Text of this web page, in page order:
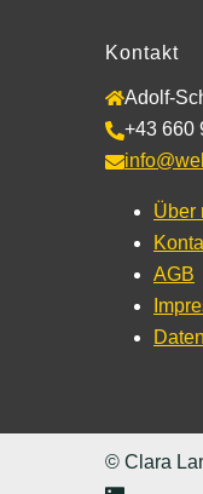
Kontakt
Adolf-
+43 660
Über
AGB
© Clara